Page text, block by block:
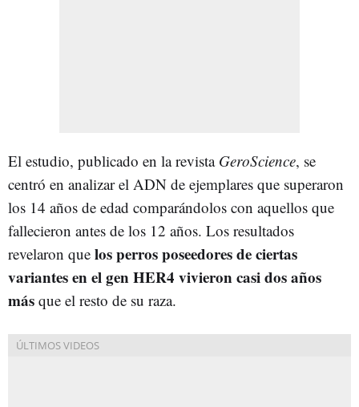
El estudio, publicado en la revista GeroScience, se
centró en analizar el ADN de ejemplares que superaron
los 14 años de edad comparándolos con aquellos que
fallecieron antes de los 12 años. Los resultados
revelaron que los perros poseedores de ciertas
variantes en el gen HER4 vivieron casi dos años
más que el resto de su raza.